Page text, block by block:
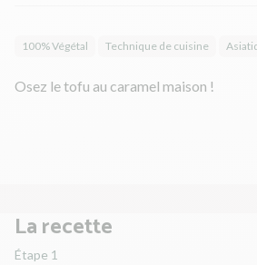
100% Végétal Technique de cuisine
Osez le tofu au caramel maison !
La recette
Étape 1